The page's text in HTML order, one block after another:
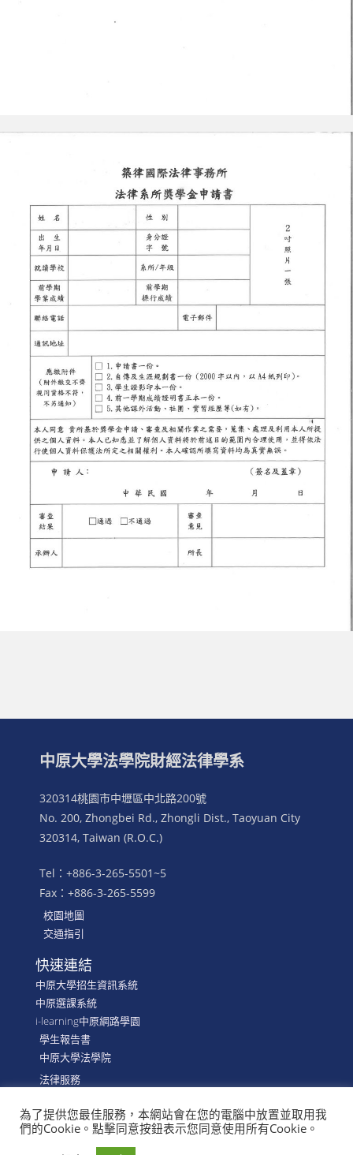
中原大學法學院財經法律學系
320314桃園市中壢區中北路200號
No. 200, Zhongbei Rd., Zhongli Dist., Taoyuan City
320314, Taiwan (R.O.C.)
Tel：+886-3-265-5501~5
Fax：+886-3-265-5599
校園地圖
交通指引
快速連結
中原大學招生資訊系統
中原選課系統
i-learning中原網路學園
學生報告書
中原大學法學院
法律服務
©CYCU, School of LAW, Department of Financial &
為了提供您最佳服務，本網站會在您的電腦中放置並取用我
們的Cookie。點擊同意按鈕表示您同意使用所有Cookie。